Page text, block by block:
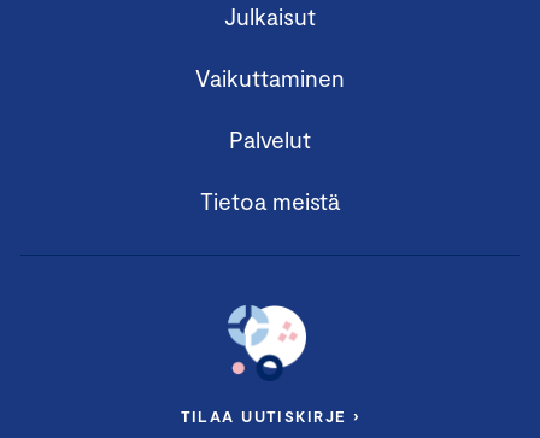
Julkaisut
Vaikuttaminen
Palvelut
Tietoa meistä
TILAA UUTISKIRJE ›